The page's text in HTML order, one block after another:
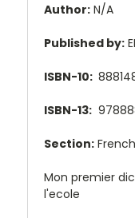
Author: N/A
Published by:
ISBN-10:
ISBN-13:
Section:
Mon premier
l'ecole